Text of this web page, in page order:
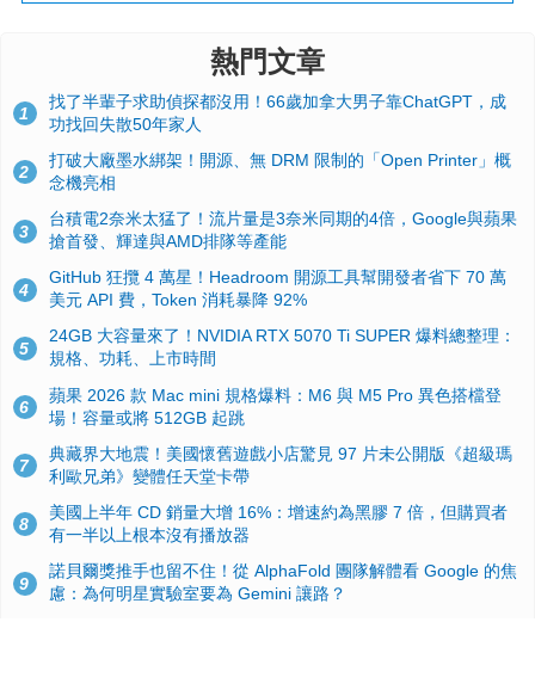
熱門文章
1
找了半輩子求助偵探都沒用！66歲加拿大男子靠ChatGPT，成
功找回失散50年家人
2
打破大廠墨水綁架！開源、無 DRM 限制的「Open Printer」概
念機亮相
3
台積電2奈米太猛了！流片量是3奈米同期的4倍，Google與蘋果
搶首發、輝達與AMD排隊等產能
4
GitHub 狂攬 4 萬星！Headroom 開源工具幫開發者省下 70 萬
美元 API 費，Token 消耗暴降 92%
5
24GB 大容量來了！NVIDIA RTX 5070 Ti SUPER 爆料總整理：
規格、功耗、上市時間
6
蘋果 2026 款 Mac mini 規格爆料：M6 與 M5 Pro 異色搭檔登
場！容量或將 512GB 起跳
7
典藏界大地震！美國懷舊遊戲小店驚見 97 片未公開版《超級瑪
利歐兄弟》變體任天堂卡帶
8
美國上半年 CD 銷量大增 16%：增速約為黑膠 7 倍，但購買者
有一半以上根本沒有播放器
9
諾貝爾獎推手也留不住！從 AlphaFold 團隊解體看 Google 的焦
慮：為何明星實驗室要為 Gemini 讓路？